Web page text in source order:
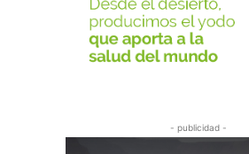
- publicidad -